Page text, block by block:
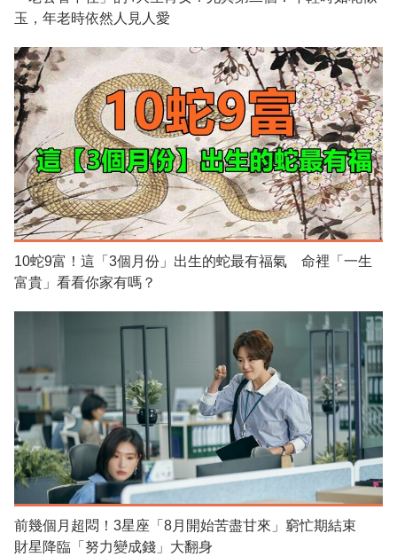
玉，年老時依然人見人愛
10蛇9富！這「3個月份」出生的蛇最有福氣 命裡「一生
富貴」看看你家有嗎？
前幾個月超悶！3星座「8月開始苦盡甘來」窮忙期結束
財星降臨「努力變成錢」大翻身